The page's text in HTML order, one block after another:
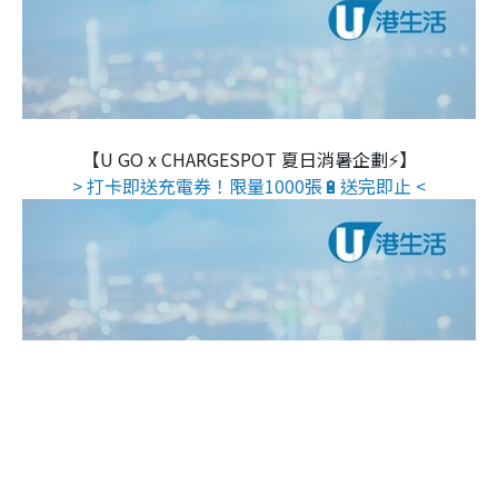
【U GO x CHARGESPOT 夏日消暑企劃⚡】
> 打卡即送充電券！限量1000張🔋送完即止 <